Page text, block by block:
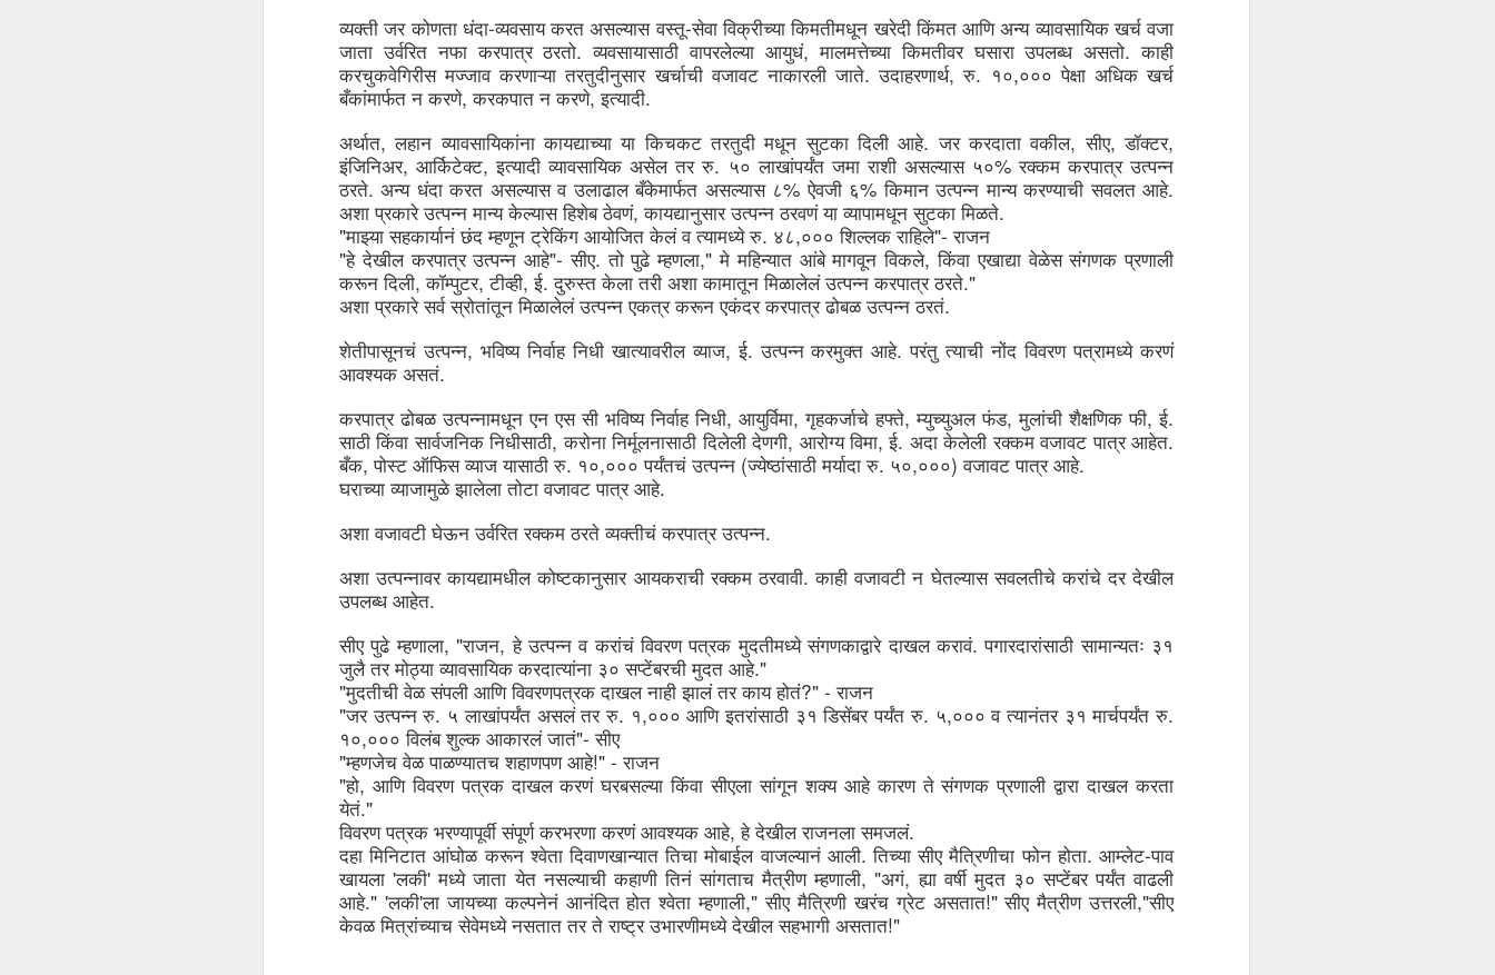
व्यक्ती जर कोणता धंदा-व्यवसाय करत असल्यास वस्तू-सेवा विक्रीच्या किमतीमधून खरेदी किंमत आणि अन्य व्यावसायिक खर्च वजा
जाता उर्वरित नफा करपात्र ठरतो. व्यवसायासाठी वापरलेल्या आयुधं, मालमत्तेच्या किमतीवर घसारा उपलब्ध असतो. काही
करचुकवेगिरीस मज्जाव करणाऱ्या तरतुदीनुसार खर्चाची वजावट नाकारली जाते. उदाहरणार्थ, रु. १०,००० पेक्षा अधिक खर्च
बँकांमार्फत न करणे, करकपात न करणे, इत्यादी.
अर्थात, लहान व्यावसायिकांना कायद्याच्या या किचकट तरतुदी मधून सुटका दिली आहे. जर करदाता वकील, सीए, डॉक्टर
इंजिनिअर, आर्किटेक्ट, इत्यादी व्यावसायिक असेल तर रु. ५० लाखांपर्यंत जमा राशी असल्यास ५०% रक्कम करपात्र उत्पन्न
ठरते. अन्य धंदा करत असल्यास व उलाढाल बँकेमार्फत असल्यास ८% ऐवजी ६% किमान उत्पन्न मान्य करण्याची सवलत आहे
अशा प्रकारे उत्पन्न मान्य केल्यास हिशेब ठेवणं, कायद्यानुसार उत्पन्न ठरवणं या व्यापामधून सुटका मिळते.
"माझ्या सहकार्यानं छंद म्हणून ट्रेकिंग आयोजित केलं व त्यामध्ये रु. ४८,००० शिल्लक राहिले"- राजन
"हे देखील करपात्र उत्पन्न आहे"- सीए. तो पुढे म्हणला," मे महिन्यात आंबे मागवून विकले, किंवा एखाद्या वेळेस संगणक प्रणाली
करून दिली, कॉम्पुटर, टीव्ही, ई. दुरुस्त केला तरी अशा कामातून मिळालेलं उत्पन्न करपात्र ठरते."
अशा प्रकारे सर्व स्रोतांतून मिळालेलं उत्पन्न एकत्र करून एकंदर करपात्र ढोबळ उत्पन्न ठरतं.
शेतीपासूनचं उत्पन्न, भविष्य निर्वाह निधी खात्यावरील व्याज, ई. उत्पन्न करमुक्त आहे. परंतु त्याची नोंद विवरण पत्रामध्ये करणं
आवश्यक असतं.
करपात्र ढोबळ उत्पन्नामधून एन एस सी भविष्य निर्वाह निधी, आयुर्विमा, गृहकर्जाचे हफ्ते, म्युच्युअल फंड, मुलांची शैक्षणिक फी, ई
साठी किंवा सार्वजनिक निधीसाठी, करोना निर्मूलनासाठी दिलेली देणगी, आरोग्य विमा, ई. अदा केलेली रक्कम वजावट पात्र आहेत
बँक, पोस्ट ऑफिस व्याज यासाठी रु. १०,००० पर्यंतचं उत्पन्न (ज्येष्ठांसाठी मर्यादा रु. ५०,०००) वजावट पात्र आहे.
घराच्या व्याजामुळे झालेला तोटा वजावट पात्र आहे.
अशा वजावटी घेऊन उर्वरित रक्कम ठरते व्यक्तीचं करपात्र उत्पन्न.
अशा उत्पन्नावर कायद्यामधील कोष्टकानुसार आयकराची रक्कम ठरवावी. काही वजावटी न घेतल्यास सवलतीचे करांचे दर देखील
उपलब्ध आहेत.
सीए पुढे म्हणाला, "राजन, हे उत्पन्न व करांचं विवरण पत्रक मुदतीमध्ये संगणकाद्वारे दाखल करावं. पगारदारांसाठी सामान्यतः ३१
जुलै तर मोठ्या व्यावसायिक करदात्यांना ३० सप्टेंबरची मुदत आहे."
"मुदतीची वेळ संपली आणि विवरणपत्रक दाखल नाही झालं तर काय होतं?" - राजन
"जर उत्पन्न रु. ५ लाखांपर्यंत असलं तर रु. १,००० आणि इतरांसाठी ३१ डिसेंबर पर्यंत रु. ५,००० व त्यानंतर ३१ मार्चपर्यंत रु
१०,००० विलंब शुल्क आकारलं जातं"- सीए
"म्हणजेच वेळ पाळण्यातच शहाणपण आहे!" - राजन
"हो, आणि विवरण पत्रक दाखल करणं घरबसल्या किंवा सीएला सांगून शक्य आहे कारण ते संगणक प्रणाली द्वारा दाखल करता
येतं."
विवरण पत्रक भरण्यापूर्वी संपूर्ण करभरणा करणं आवश्यक आहे, हे देखील राजनला समजलं.
दहा मिनिटात आंघोळ करून श्वेता दिवाणखान्यात तिचा मोबाईल वाजल्यानं आली. तिच्या सीए मैत्रिणीचा फोन होता. आम्लेट-पाव
खायला 'लकी' मध्ये जाता येत नसल्याची कहाणी तिनं सांगताच मैत्रीण म्हणाली, "अगं, ह्या वर्षी मुदत ३० सप्टेंबर पर्यंत वाढली
आहे." 'लकी'ला जायच्या कल्पनेनं आनंदित होत श्वेता म्हणाली," सीए मैत्रिणी खरंच ग्रेट असतात!" सीए मैत्रीण उत्तरली,"सीए
केवळ मित्रांच्याच सेवेमध्ये नसतात तर ते राष्ट्र उभारणीमध्ये देखील सहभागी असतात!"
resources. Industries and communities can unlock economic,
environmental, and social benefits by considering waste an essential
resource. This notion is central to the principles of circular economy.
JUN
30
GUI registrable as a Design? Fact or Fiction…
In today's tech-driven world, Graphical User Interface (GUI) is a
cornerstone of our interaction with electronic devices, including
computers, tablets, and smartphones. This interface leverages visual
elements such as icons, menus, and graphics to facilitate user
interactions and enhance the user experience while influencing
consumer decisions when selecting electronic products. GUIs often
JUN
29
Workshops on Sustainability, Digitisation and Scaling
up for the benefit of MSMEs
Micro, Small, and Medium Enterprises (MSMEs) are known as the
backbone of the Indian economy and are crucial stakeholders in fulfilling
India’s sustainable development goals. However, many MSMEs lack
implement low-cost and high-impact sustainability actions that bring
tangible benefits to the organisation.
JUN
29
MCCIA offering for Walk in Energy Audits,
Sustainability and Digitisation Assessments of Small
and Medium Enterprises
The importance of sustainability in business operations is increasing
consistently with the growing concern over environmental degradation
Government of India has committed to achieving net zero emissions by
2070 and investing in low-carbon pathways for economic development.
Micro, Small, and Medium Enterprises (MSMEs) play a crucial role in
India's economy, contributing significantly to GDP, employment, and
exports.